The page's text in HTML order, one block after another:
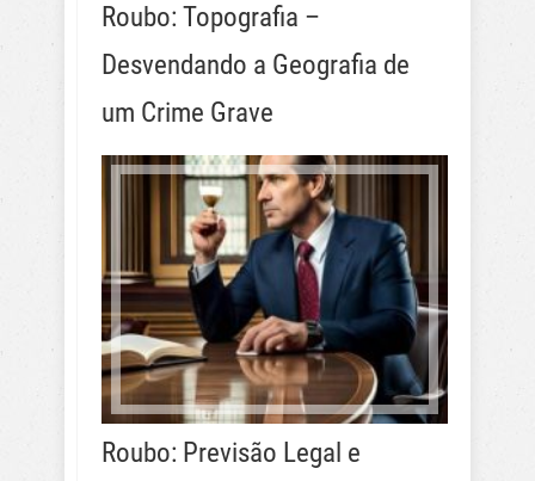
Roubo: Topografia –
Desvendando a Geografia de
um Crime Grave
Roubo: Previsão Legal e